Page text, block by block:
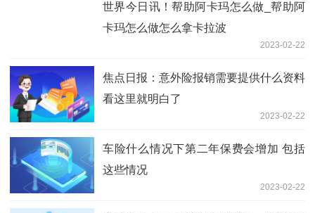
世界今日讯！帮助阿卡玛怎么做_帮助阿
卡玛怎么做怎么拿卡拉波
2023-02-22
焦点日报：意外险报销需要提供什么资料
看这里就明白了
2023-02-22
车险什么情况下第二年保费会增加 包括
这些情况
2023-02-22